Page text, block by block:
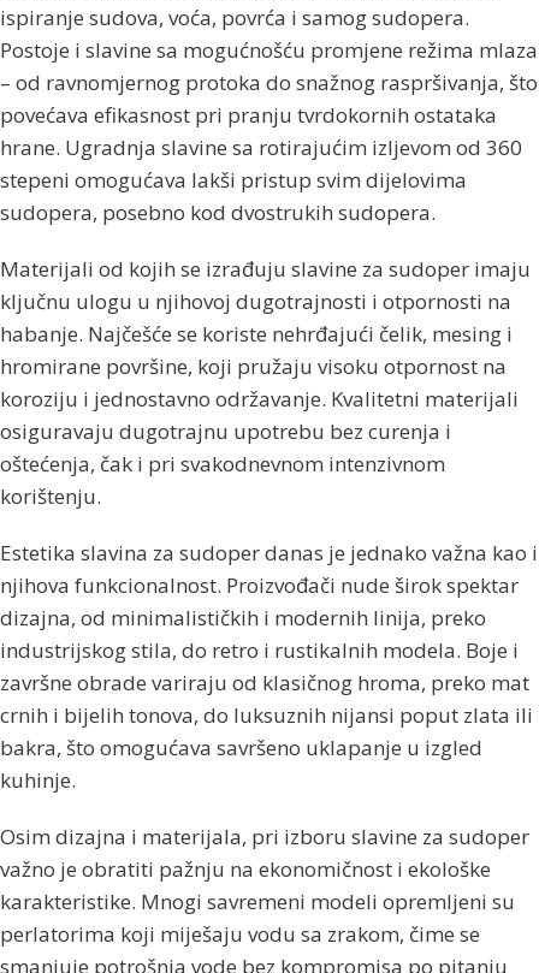
ispiranje sudova, voća, povrća i samog sudopera.
Postoje i slavine sa mogućnošću promjene režima mlaza
– od ravnomjernog protoka do snažnog raspršivanja, što
povećava efikasnost pri pranju tvrdokornih ostataka
hrane. Ugradnja slavine sa rotirajućim izljevom od 360
stepeni omogućava lakši pristup svim dijelovima
sudopera, posebno kod dvostrukih sudopera.
Materijali od kojih se izrađuju slavine za sudoper imaju
ključnu ulogu u njihovoj dugotrajnosti i otpornosti na
habanje. Najčešće se koriste nehrđajući čelik, mesing i
hromirane površine, koji pružaju visoku otpornost na
koroziju i jednostavno održavanje. Kvalitetni materijali
osiguravaju dugotrajnu upotrebu bez curenja i
oštećenja, čak i pri svakodnevnom intenzivnom
korištenju.
Estetika slavina za sudoper danas je jednako važna kao i
njihova funkcionalnost. Proizvođači nude širok spektar
dizajna, od minimalističkih i modernih linija, preko
industrijskog stila, do retro i rustikalnih modela. Boje i
završne obrade variraju od klasičnog hroma, preko mat
crnih i bijelih tonova, do luksuznih nijansi poput zlata ili
bakra, što omogućava savršeno uklapanje u izgled
kuhinje.
Osim dizajna i materijala, pri izboru slavine za sudoper
važno je obratiti pažnju na ekonomičnost i ekološke
karakteristike. Mnogi savremeni modeli opremljeni su
perlatorima koji miješaju vodu sa zrakom, čime se
smanjuje potrošnja vode bez kompromisa po pitanju